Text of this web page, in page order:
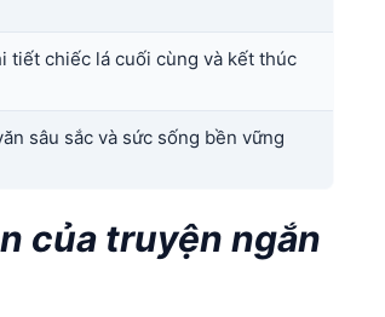
tiết chiếc lá cuối cùng và kết thúc
sâu sắc và sức sống bền vững
của truyện ngắn